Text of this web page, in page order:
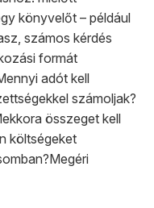
könyvelőt – például
számos kérdés
formát
adót kell
számoljak?
összeget kell
költségeket